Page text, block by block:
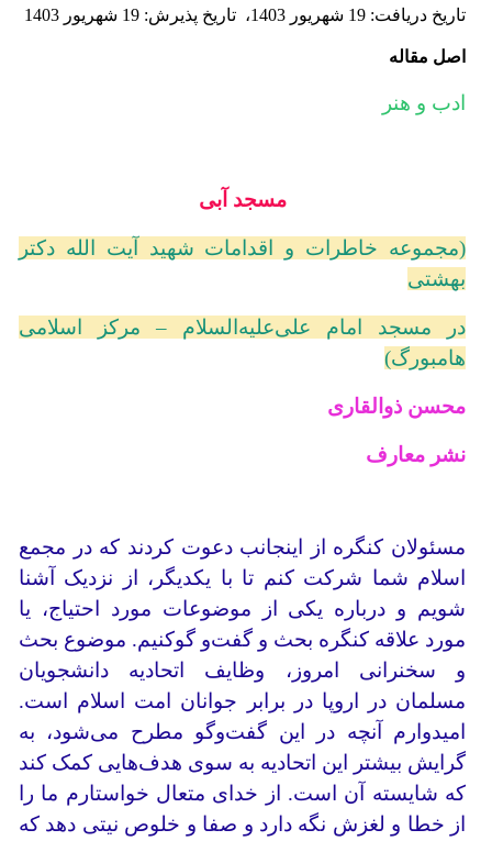
تاریخ دریافت: 19 شهریور 1403 ، تاریخ پذیرش: 19 شهریور 1403
اصل مقاله
ادب و هنر
مسجد آبی
(مجموعه خاطرات و اقدامات شهید آیت الله دکتر
بهشتی
در مسجد امام علی‌علیه‌السلام – مرکز اسلامی
هامبورگ)
محسن ذوالقاری
نشر معارف
مسئولان کنگره از اینجانب دعوت کردند که در مجمع
اسلام شما شرکت کنم تا با یکدیگر، از نزدیک آشنا
شویم و درباره یکی از موضوعات مورد احتیاج، یا
مورد علاقه کنگره بحث و گفت‌و گو‌کنیم. موضوع بحث
و سخنرانی امروز، وظایف اتحادیه دانشجویان
مسلمان در اروپا در برابر جوانان امت اسلام است.
امیدوارم آنچه در این گفت‌وگو مطرح می‌شود، به
گرایش بیشتر این اتحادیه به سوی هدف‌هایی کمک کند
که شایسته آن است. از خدای متعال خواستارم ما را
از خطا و لغزش نگه دارد و صفا و خلوص نیتی دهد که